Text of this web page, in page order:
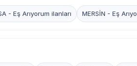
- Eş Arıyorum ilanları MERSİN - Eş